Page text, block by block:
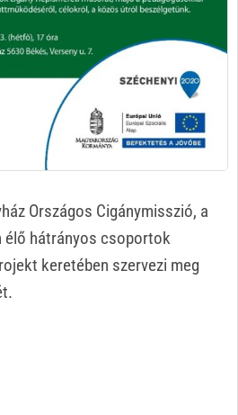
Országos Cigánymisszió, a
élő hátrányos csoportok
keretében szervezi meg